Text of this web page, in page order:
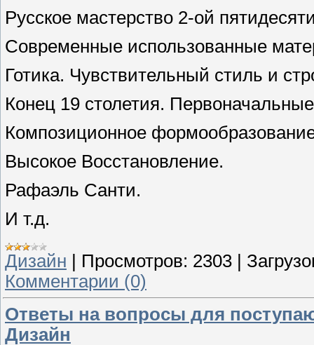
Русское мастерство 2-ой
Современные использованные
Готика. Чувствительный стиль и
Конец 19 столетия. Первоначальные
Композиционное
Высокое Восстановление.
Рафаэль Санти.
И т.д.
Дизайн | Просмотров: 2303 |
Комментарии (0)
Ответы на вопросы для
Дизайн